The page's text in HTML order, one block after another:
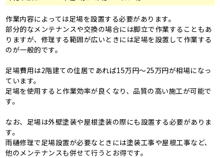
作業内容によっては足場を設置する必要があります。
部分的なメンテナンスや交換の場合には脚立で作業することもあ
りますが、修理する範囲が広いときには足場を設置して作業する
のが一般的です。
足場費用は2階建ての住居であれば15万円～25万円が相場になっ
ています。
足場を使用すると作業効率が良くなり、品質の高い施工が可能で
す。
なお、足場は外壁塗装や屋根塗装の際にも設置する必要がありま
す。
雨樋修理で足場設置が必要なときには塗装工事や屋根工事など、
他のメンテナンスも併せて行うとお得です。